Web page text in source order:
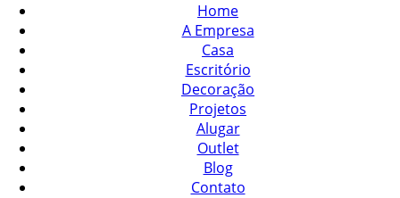
Home
A Empresa
Casa
Escritório
Decoração
Projetos
Alugar
Outlet
Blog
Contato